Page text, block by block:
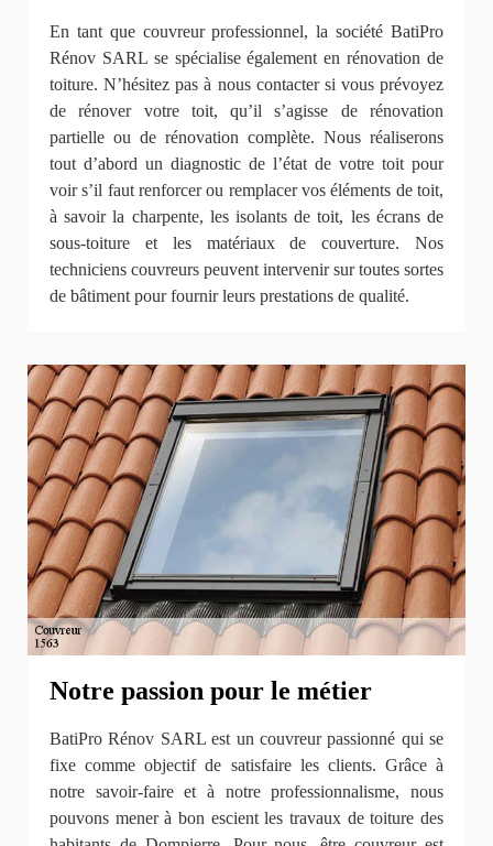
En tant que couvreur professionnel, la société BatiPro
Rénov SARL se spécialise également en rénovation de
toiture. N’hésitez pas à nous contacter si vous prévoyez
de rénover votre toit, qu’il s’agisse de rénovation
partielle ou de rénovation complète. Nous réaliserons
tout d’abord un diagnostic de l’état de votre toit pour
voir s’il faut renforcer ou remplacer vos éléments de toit,
à savoir la charpente, les isolants de toit, les écrans de
sous-toiture et les matériaux de couverture. Nos
techniciens couvreurs peuvent intervenir sur toutes sortes
de bâtiment pour fournir leurs prestations de qualité.
Notre passion pour le métier
BatiPro Rénov SARL est un couvreur passionné qui se
fixe comme objectif de satisfaire les clients. Grâce à
notre savoir-faire et à notre professionnalisme, nous
pouvons mener à bon escient les travaux de toiture des